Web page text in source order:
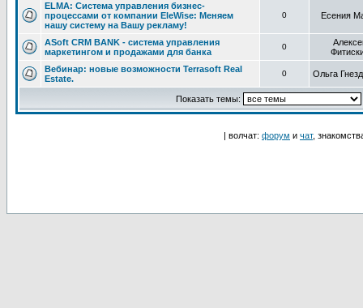
ELMA: Система управления бизнес-
процессами от компании EleWise: Меняем
нашу систему на Вашу рекламу!
0 Есения
ASoft CRM BANK - система управления
маркетингом и продажами для банка
0
Вебинар: новые возможности Terrasoft Real
Estate.
0 Ольга
Показать темы:
| волчат: форум и чат,